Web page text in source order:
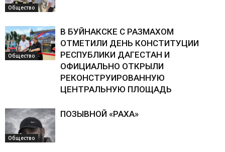
Общество
Общество
В БУЙНАКСКЕ С РАЗМАХОМ
ОТМЕТИЛИ ДЕНЬ КОНСТИТУЦИИ
РЕСПУБЛИКИ ДАГЕСТАН И
ОФИЦИАЛЬНО ОТКРЫЛИ
РЕКОНСТРУИРОВАННУЮ
ЦЕНТРАЛЬНУЮ ПЛОЩАДЬ
Общество
ПОЗЫВНОЙ «РАХА»